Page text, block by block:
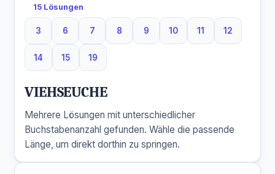
15 Lösungen
3
3 Buchstaben
6
6 Buchstaben
7
7 Buchstaben
8
8 Buchstaben
9
9 Buchstaben
10
10 Buchstaben
11
11 Buchstaben
12
12
14
14 Buchstaben
15
15 Buchstaben
19
19 Buchstaben
VIEHSEUCHE
Mehrere Lösungen mit unterschiedlicher
Buchstabenanzahl gefunden. Wähle die passende
Länge, um direkt dorthin zu springen.